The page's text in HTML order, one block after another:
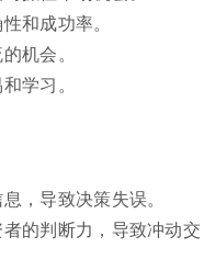
和成功率。
机会。
学习。
，导致决策失误。
的判断力，导致冲动交